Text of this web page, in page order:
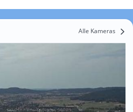
Alle Kameras